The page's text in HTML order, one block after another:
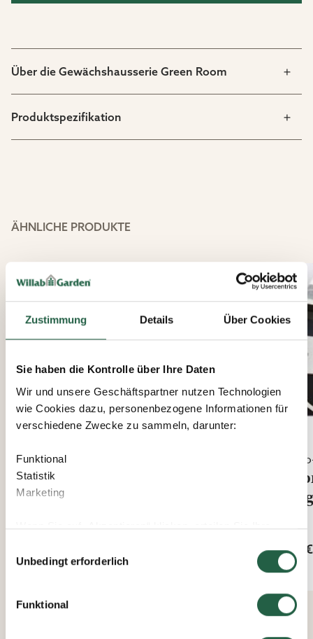
Zustimmung Details Über Cookies
Sie haben die Kontrolle über Ihre Daten
Wir und unsere Geschäftspartner nutzen Technologien
wie Cookies dazu, personenbezogene Informationen für
verschiedene Zwecke zu sammeln, darunter:
Funktional
Statistik
Marketing
Wenn Sie auf „Akzeptieren“ klicken, erteilen Sie Ihre
entscheiden, welchen Zwecken Sie zustimmen, indem
Sie das Kästchen neben dem Zweck anklicken und auf
Unbedingt erforderlich
Funktional
Über die Gewächshausserie Green Room
Produktspezifikation
ÄHNLICHE PRODUKTE
Green Room
Montageplatte Green Room –
Aluminium
Ab Ab
83 €